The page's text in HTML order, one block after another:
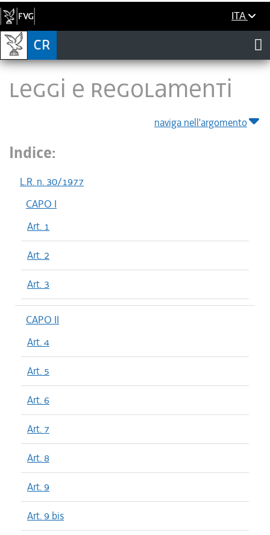
ITA
LEGGI E REGOLAMENTI
naviga nell'argomento
Indice:
L.R. n. 30/1977
CAPO I
Art. 1
Art. 2
Art. 3
CAPO II
Art. 4
Art. 5
Art. 6
Art. 7
Art. 8
Art. 9
Art. 9 bis